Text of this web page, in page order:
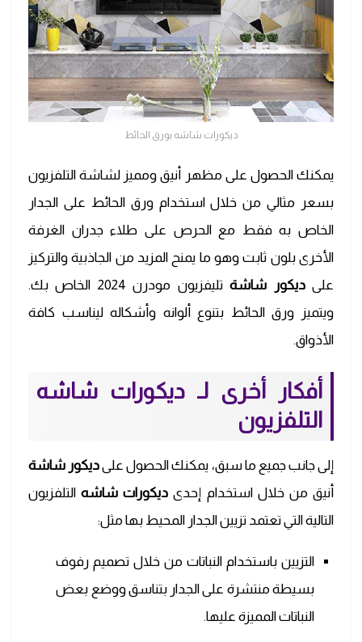
ديكورات شاشه بورق الحائط
يمكنك الحصول على مظهر أنيق ومميز لشاشة التلفزيون
بسعر مثالي من خلال استخدام ورق الحائط على الجدار
الخاص به فقط مع الحرص على طلاء جدران الغرفة
الأخرى بلون ثابت وهو ما يمنح المزيد من الجاذبية والتركيز
علىديكور شاشة
تليفزيون مودرن 2024 الخاص بك.
ويتميز ورق الحائط بتنوع ألوانه وأشكاله ليناسب كافة
الأذواق.
أفكار أخرى لـ ديكورات شاشه
التلفزيون
إلى جانب جميع ما سبق، يمكنك الحصول علىديكور شاشة
أنيق من خلال استخدام إحدى ديكورات شاشهالتلفزيون
التالية التي تعتمد تزيين الجدار المحيط بها مثل:
التزيين باستخدام النباتات من خلال تصميم رفوف
بسيطة منتشرة على الجدار بتناسق ووضع بعض
النباتات المميزة عليها.